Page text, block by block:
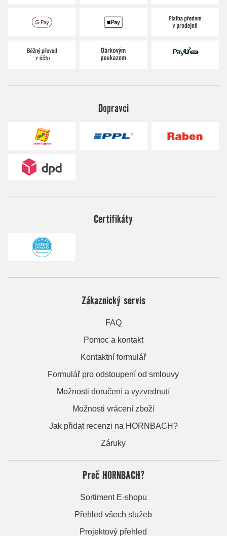
Dopravci
Certifikáty
Zákaznický servis
FAQ
Pomoc a kontakt
Kontaktní formulář
Formulář pro odstoupení od smlouvy
Možnosti doručení a vyzvednutí
Možnosti vrácení zboží
Jak přidat recenzi na HORNBACH?
Záruky
Proč HORNBACH?
Sortiment E-shopu
Přehled všech služeb
Projektový přehled